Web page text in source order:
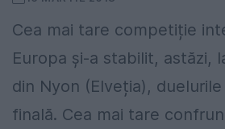
Cea mai tare competiție
Europa și-a stabilit, astăzi,
din Nyon (Elveția),
finală. Cea mai tare